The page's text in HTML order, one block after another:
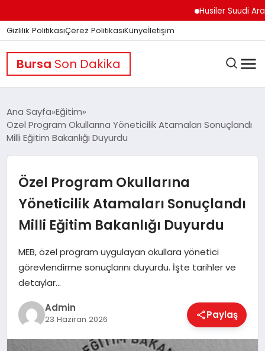
Husiler Suudi
Gizlilik PolitikasıÇerez PolitikasıKünyeİletişim
Bursa Son Dakika
GÜNDEM
DÜNYA
EĞITIM
EKONOMI
MAGAZIN
Ana Sayfa Eğitim
Özel Program Okullarına Yöneticilik Atamaları Sonuçlandı
Milli Eğitim Bakanlığı Duyurdu
Özel Program Okullarına
Yöneticilik Atamaları Sonuçlandı
Milli Eğitim Bakanlığı Duyurdu
MEB, özel program uygulayan okullara yönetici
görevlendirme sonuçlarını duyurdu. İşte tarihler ve
detaylar…
Admin
23 Haziran 2026 Paylaş